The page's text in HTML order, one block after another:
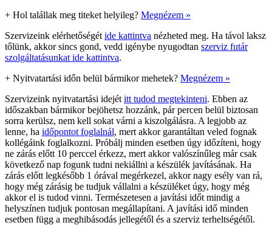
+ Hol talállak meg titeket helyileg? Megnézem »
Szervizeink elérhetőségét ide kattintva nézheted meg. Ha távol laksz
tőlünk, akkor sincs gond, vedd igénybe nyugodtan szerviz futár
szolgáltatásunkat ide kattintva.
+ Nyitvatartási időn belül bármikor mehetek? Megnézem »
Szervizeink nyitvatartási idejét itt tudod megtekinteni. Ebben az
időszakban bármikor bejöhetsz hozzánk, pár percen belül biztosan
sorra kerülsz, nem kell sokat várni a kiszolgálásra. A legjobb az
lenne, ha időpontot foglalnál, mert akkor garantáltan veled fognak
kollégáink foglalkozni. Próbálj minden esetben úgy időzíteni, hogy
ne zárás előtt 10 perccel érkezz, mert akkor valószínűleg már csak
következő nap fogunk tudni nekiállni a készülék javításának. Ha
zárás előtt legkésőbb 1 órával megérkezel, akkor nagy esély van rá,
hogy még zárásig be tudjuk vállalni a készüléket úgy, hogy még
akkor el is tudod vinni. Természetesen a javítási időt mindig a
helyszínen tudjuk pontosan megállapítani. A javítási idő minden
esetben függ a meghibásodás jellegétől és a szerviz terheltségétől.